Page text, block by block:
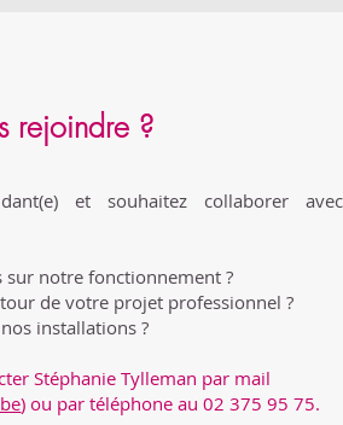
rejoindre ?
et souhaitez collaborer avec
sur notre fonctionnement ?
de votre projet professionnel ?
installations ?
Stéphanie Tylleman par mail
) ou par téléphone au 02 375 95 75.